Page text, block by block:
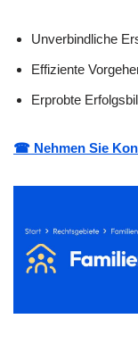
Unverbindliche
Effiziente
Erprobte
☎ Nehmen Sie